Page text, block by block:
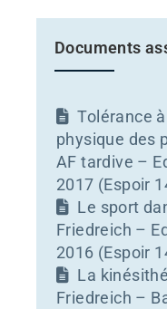
Documents
Tolérance
physique des
AF tardive –
2017 (Espoir
Le sport
Friedreich –
2016 (Espoir
La
Friedreich –